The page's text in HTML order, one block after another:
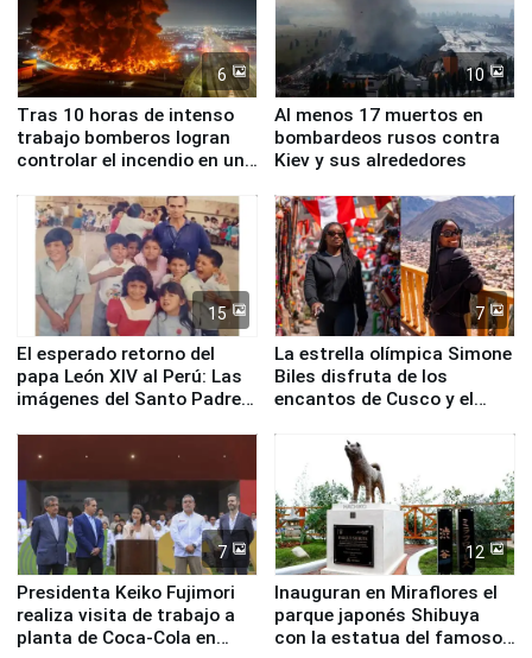
6
Tras 10 horas de intenso
trabajo bomberos logran
controlar el incendio en una
de Chile
10
Al menos 17 muertos en
bombardeos rusos contra
Kiev y sus alrededores
15
El esperado retorno del
papa León XIV al Perú: Las
imágenes del Santo Padre
7
La estrella olímpica Simone
Biles disfruta de los
encantos de Cusco y el
7
Presidenta Keiko Fujimori
realiza visita de trabajo a
planta de Coca-Cola en
12
Inauguran en Miraflores el
parque japonés Shibuya
con la estatua del famoso